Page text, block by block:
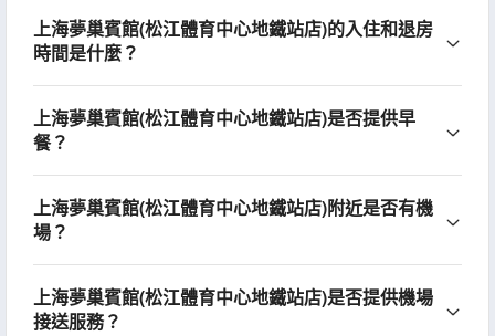
上海夢巢賓館(松江體育中心地鐵站店)的入住和退房
時間是什麼？
上海夢巢賓館(松江體育中心地鐵站店)是否提供早
餐？
上海夢巢賓館(松江體育中心地鐵站店)附近是否有機
場？
上海夢巢賓館(松江體育中心地鐵站店)是否提供機場
接送服務？